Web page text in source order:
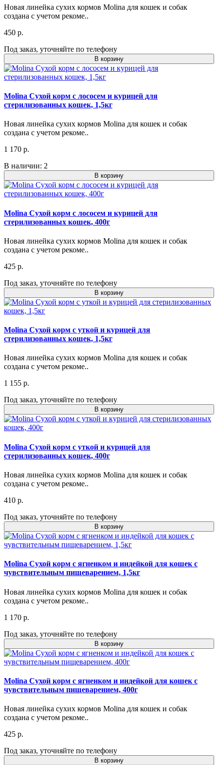
Новая линейка сухих кормов Molina для кошек и собак
создана с учетом рекоме..
450 р.
Под заказ, уточняйте по телефону
В корзину
Molina Сухой корм с лососем и курицей для
стерилизованных кошек, 1,5кг
Новая линейка сухих кормов Molina для кошек и собак
создана с учетом рекоме..
1 170 р.
В наличии: 2
В корзину
Molina Сухой корм с лососем и курицей для
стерилизованных кошек, 400г
Новая линейка сухих кормов Molina для кошек и собак
создана с учетом рекоме..
425 р.
Под заказ, уточняйте по телефону
В корзину
Molina Сухой корм с уткой и курицей для
стерилизованных кошек, 1,5кг
Новая линейка сухих кормов Molina для кошек и собак
создана с учетом рекоме..
1 155 р.
Под заказ, уточняйте по телефону
В корзину
Molina Сухой корм с уткой и курицей для
стерилизованных кошек, 400г
Новая линейка сухих кормов Molina для кошек и собак
создана с учетом рекоме..
410 р.
Под заказ, уточняйте по телефону
В корзину
Molina Сухой корм с ягненком и индейкой для кошек с
чувствительным пищеварением, 1,5кг
Новая линейка сухих кормов Molina для кошек и собак
создана с учетом рекоме..
1 170 р.
Под заказ, уточняйте по телефону
В корзину
Molina Сухой корм с ягненком и индейкой для кошек с
чувствительным пищеварением, 400г
Новая линейка сухих кормов Molina для кошек и собак
создана с учетом рекоме..
425 р.
Под заказ, уточняйте по телефону
В корзину